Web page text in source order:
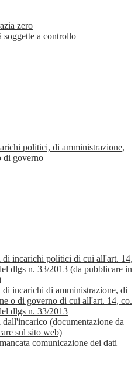
zero
soggette a controllo
politici, di amministrazione,
di governo
di incarichi politici di cui all'art. 14,
dlgs n. 33/2013 (da pubblicare in
di incarichi di amministrazione, di
o di governo di cui all'art. 14, co.
dlgs n. 33/2013
dall'incarico (documentazione da
sul sito web)
comunicazione dei dati